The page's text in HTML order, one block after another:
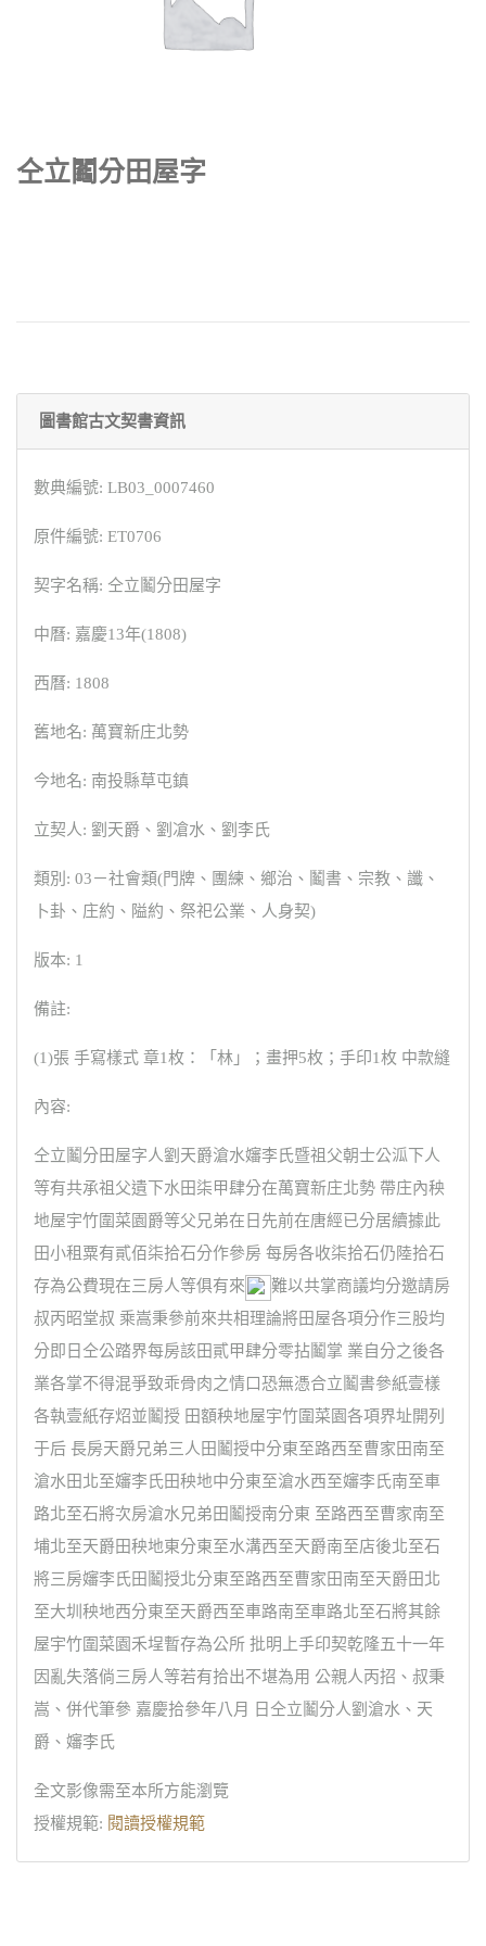
仝立鬮分田屋字
圖書館古文契書資訊
數典編號: LB03_0007460
原件編號: ET0706
契字名稱: 仝立鬮分田屋字
中曆: 嘉慶13年(1808)
西曆: 1808
舊地名: 萬寶新庄北勢
今地名: 南投縣草屯鎮
立契人: 劉天爵、劉凔水、劉李氏
類別: 03－社會類(門牌、團練、鄉治、鬮書、宗教、讖、
卜卦、庄約、隘約、祭祀公業、人身契)
版本: 1
備註:
(1)張 手寫樣式 章1枚：「林」；畫押5枚；手印1枚 中款縫
內容:
仝立鬮分田屋字人劉天爵滄水嬸李氏暨祖父朝士公泒下人
等有共承祖父遺下水田柒甲肆分在萬寶新庄北勢 帶庄內秧
地屋宇竹圍菜園爵等父兄弟在日先前在唐經已分居續據此
田小租粟有貳佰柒拾石分作參房 每房各收柒拾石仍陸拾石
存為公費現在三房人等俱有來
難以共掌商議均分邀請房
叔丙昭堂叔 乘嵩秉參前來共相理論將田屋各項分作三股均
分即日仝公踏界每房該田貳甲肆分零拈鬮掌 業自分之後各
業各掌不得混爭致乖骨肉之情口恐無憑合立鬮書參紙壹樣
各執壹紙存炤並鬮授 田額秧地屋宇竹圍菜園各項界址開列
于后 長房天爵兄弟三人田鬮授中分東至路西至曹家田南至
滄水田北至嬸李氏田秧地中分東至滄水西至嬸李氏南至車
路北至石將次房滄水兄弟田鬮授南分東 至路西至曹家南至
埔北至天爵田秧地東分東至水溝西至天爵南至店後北至石
將三房嬸李氏田鬮授北分東至路西至曹家田南至天爵田北
至大圳秧地西分東至天爵西至車路南至車路北至石將其餘
屋宇竹圍菜園禾埕暫存為公所 批明上手印契乾隆五十一年
因亂失落倘三房人等若有拾出不堪為用 公親人丙招、叔秉
嵩、併代筆參 嘉慶拾參年八月 日仝立鬮分人劉滄水、天
爵、嬸李氏
全文影像需至本所方能瀏覽
授權規範: 閱讀授權規範